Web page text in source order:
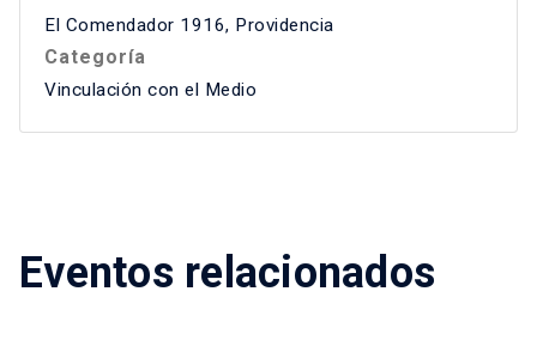
El Comendador 1916, Providencia
Categoría
Vinculación con el Medio
Eventos relacionados